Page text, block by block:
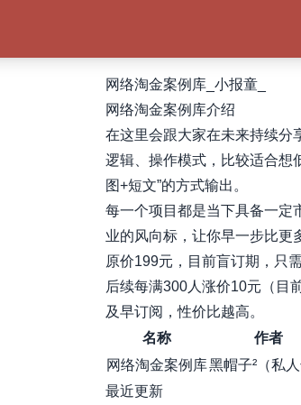
网络淘金案例库_小报童_
网络淘金案例库介绍
在这里会跟大家在未来持续分
逻辑、操作模式，比较适合想
图+短文”的方式输出。
每一个项目都是当下具备一定
业的风向标，让你早一步比更
原价199元，目前盲订期，只
后续每满300人涨价10元（目
及早订阅，性价比越高。
名称
作者
网络淘金案例库黑帽子²（私人
最近更新